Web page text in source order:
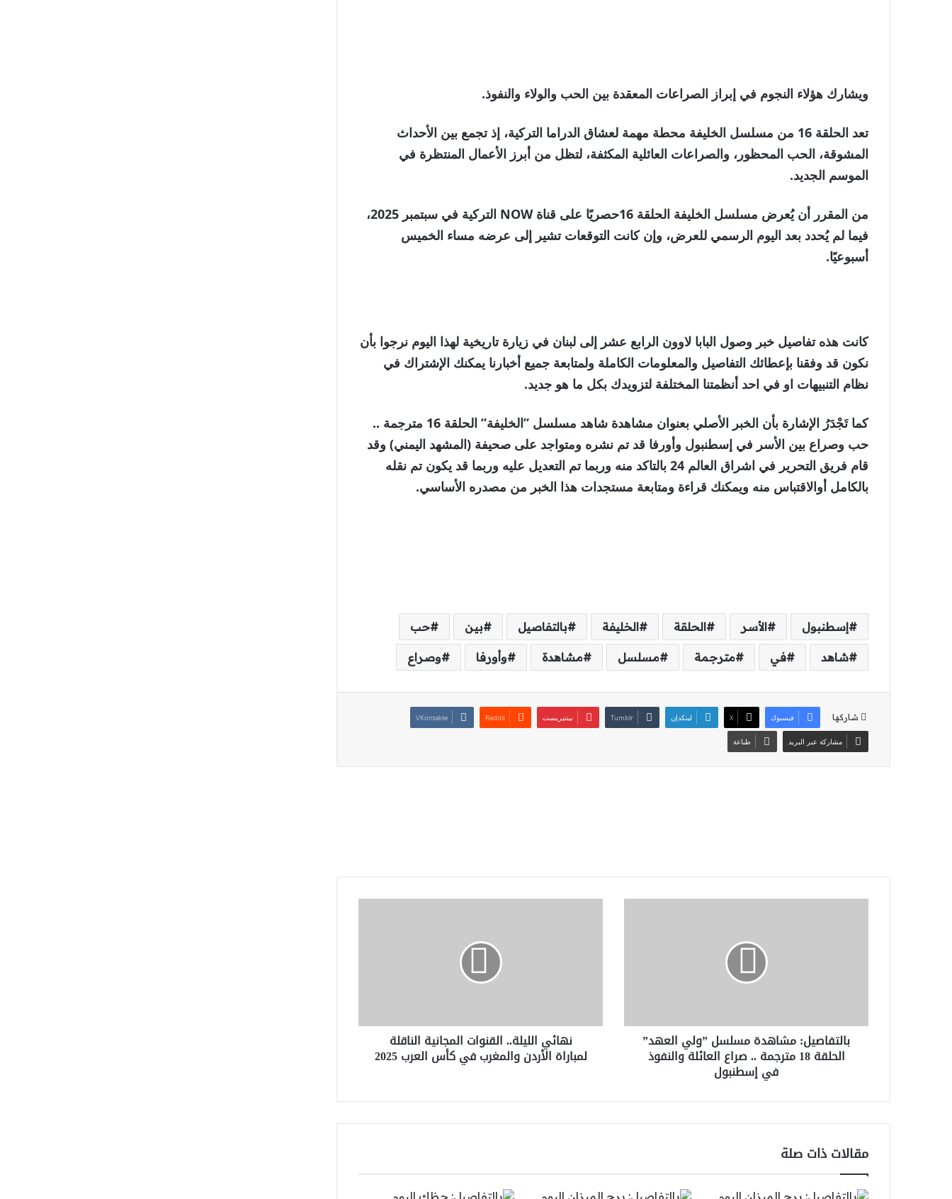
ويشارك هؤلاء النجوم في إبراز الصراعات المعقدة بين الحب والولاء والنفوذ.
تعد الحلقة 16 من مسلسل الخليفة محطة مهمة لعشاق الدراما التركية، إذ تجمع بين الأحداث
المشوقة، الحب المحظور، والصراعات العائلية المكثفة، لتظل من أبرز الأعمال المنتظرة في
الموسم الجديد.
من المقرر أن يُعرض مسلسل الخليفة الحلقة 16حصريًا على قناة NOW التركية في سبتمبر 2025،
فيما لم يُحدد بعد اليوم الرسمي للعرض، وإن كانت التوقعات تشير إلى عرضه مساء الخميس
أسبوعيًا.
كانت هذه تفاصيل خبر وصول البابا لاوون الرابع عشر إلى لبنان في زيارة تاريخية لهذا اليوم نرجوا بأن
نكون قد وفقنا بإعطائك التفاصيل والمعلومات الكاملة ولمتابعة جميع أخبارنا يمكنك الإشتراك في
نظام التنبيهات او في احد أنظمتنا المختلفة لتزويدك بكل ما هو جديد.
كما تَجْدَرُ الإشارة بأن الخبر الأصلي بعنوان مشاهدة شاهد مسلسل ”الخليفة” الحلقة 16 مترجمة ..
حب وصراع بين الأسر في إسطنبول وأورفا قد تم نشره ومتواجد على صحيفة (المشهد اليمني) وقد
قام فريق التحرير في اشراق العالم 24 بالتاكد منه وربما تم التعديل عليه وربما قد يكون تم نقله
بالكامل أوالاقتباس منه ويمكنك قراءة ومتابعة مستجدات هذا الخبر من مصدره الأساسي.
إسطنبول الأسر الحلقة الخليفة بالتفاصيل بين حب
شاهد في مترجمة مسلسل مشاهدة وأورفا وصراع
شاركها فيسبوك ‫X لينكدإن بينتيريست
مشاركة عبر البريد طباعة
..
صراع
العائلة
إسطنبول
بالتفاصيل: مشاهدة مسلسل ”ولي العهد”
الحلقة 18 مترجمة .. صراع العائلة والنفوذ
في إسطنبول
في
العرب
نهائي الليلة.. القنوات المجانية الناقلة
لمباراة الأردن والمغرب في كأس العرب 2025
مقالات ذات صلة